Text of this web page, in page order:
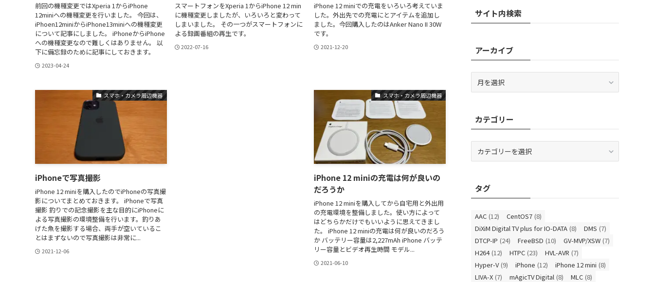
前回の機種変更ではXperia 1からiPhone
12miniへの機種変更を行いました。 今回は、
iPhoen12miniからiPhone13miniへの機種変更
について記事にしました。 iPhoneからiPhone
への機種変更なので難しくはありません。 以
下に備忘録のために記事にしておきます。
2023-04-24
スマートフォンをXperia 1からiPhone 12 min
に機種変更しましたが、いろいろと変わって
しまいました。 その一つがスマートフォンに
よる録画番組の再生です。
2022-07-16
iPhone 12 miniでの充電をいろいろ考えていま
した。外出先での充電にとアイテムを追加し
ました。今回購入したのはAnker Nano II 30W
です。
2021-12-20
スマホ・カメラ周辺機器
iPhoneで写真撮影
iPhone 12 miniを購入したのでiPhoneの写真撮
影についてまとめておきます。 iPhoneで写真
撮影 釣りでの記念撮影を主な目的にiPhoneに
よる写真撮影の環境整備を行います。釣りあ
げた魚を撮影する場合、両手が空いているこ
とはまずないので写真撮影は非常に...
2021-12-06
スマホ・カメラ周辺機器
iPhone 12 miniの充電は何が良いの
だろうか
iPhone 12 miniを購入してから自宅用と外出用
の充電環境を整備しました。使い方によって
はどちらかだけでもいいように思えてきまし
た。 iPhone 12 miniの充電は何が良いのだろう
か バッテリー容量は2,227mAh iPhone バッテ
リー容量とビデオ再生時間 モデル...
2021-06-10
サイト内検索
アーカイブ
ブカテゴリー
ータグ
AAC (12) CentOS7 (8)
DiXiM Digital TV plus for IO-DATA (8) DMS (7)
DTCP-IP (24) FreeBSD (10) GV-MVP/XSW (7)
H264 (12) HTPC (23) HVL-AVR (7)
Hyper-V (9) iPhone (12) iPhone 12 mini (8)
LIVA-X (7) mAgicTV Digital (8) MLC (8)